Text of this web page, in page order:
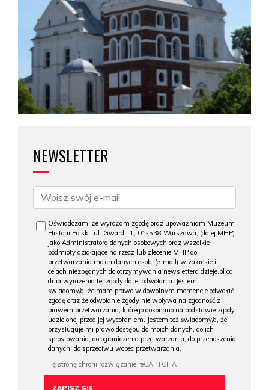
NEWSLETTER
Oświadczam, że wyrażam zgodę oraz upoważniam Muzeum
Historii Polski, ul. Gwardii 1, 01-538 Warszawa, (dalej MHP)
jako Administratora danych osobowych oraz wszelkie
podmioty działające na rzecz lub zlecenie MHP do
przetwarzania moich danych osob. (e-mail) w zakresie i
celach niezbędnych do otrzymywania newslettera dzieje.pl od
dnia wyrażenia tej zgody do jej odwołania. Jestem
świadomy/a, że mam prawo w dowolnym momencie odwołać
zgodę oraz że odwołanie zgody nie wpływa na zgodność z
prawem przetwarzania, którego dokonano na podstawie zgody
udzielonej przed jej wycofaniem. Jestem też świadomy/a, że
przysługuje mi prawo dostępu do moich danych, do ich
sprostowania, do ograniczenia przetwarzania, do przenoszenia
danych, do sprzeciwu wobec przetwarzania.